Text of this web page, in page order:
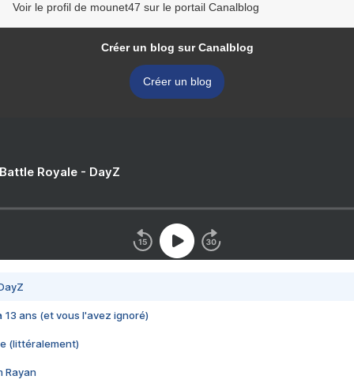
Voir le profil de mounet47 sur le portail Canalblog
Créer un blog sur Canalblog
Créer un blog
Royale - DayZ
13 ans (et vous l'avez ignoré)
(littéralement)
Rayan